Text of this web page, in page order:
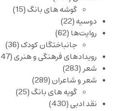
گوشه های بانگ(15)
دوسیه(22)
روایت‌ها (62)
جانباختگان کودک(36)
رویدادهای فرهنگی و هنری(1,147)
شعر(283)
شعر و شاعران(289)
گویه های بانگ(25)
نقد ادبی(430)